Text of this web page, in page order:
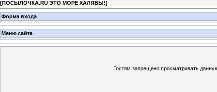
[ПОСЫЛОЧКА.RU ЭТО МОРЕ ХАЛЯВЫ!]
Форма входа
Меню сайта
Гостям запрещено просматривать